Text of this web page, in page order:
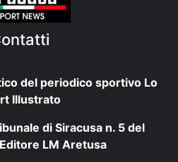
del periodico sportivo Lo
Illustrato
di Siracusa n. 5 del
LM Aretusa